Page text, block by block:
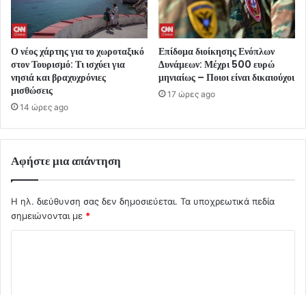
Ο νέος χάρτης για το χωροταξικό
στον Τουρισμό: Τι ισχύει για
νησιά και βραχυχρόνιες
μισθώσεις
14 ώρες ago
Επίδομα διοίκησης Ενόπλων
Δυνάμεων: Μέχρι 500 ευρώ
μηνιαίως – Ποιοι είναι δικαιούχοι
17 ώρες ago
Αφήστε μια απάντηση
Η ηλ. διεύθυνση σας δεν δημοσιεύεται. Τα υποχρεωτικά πεδία
σημειώνονται με *